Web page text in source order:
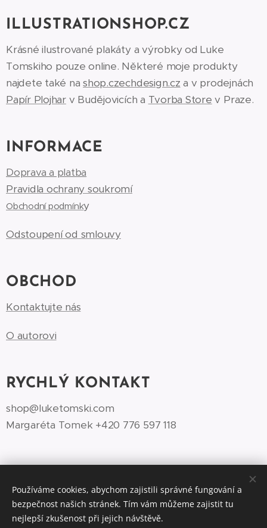
ILLUSTRATIONSHOP.CZ
Krásné ilustrované plakáty a výrobky od Luke
Tomskiho pouze online. Některé moje produkty
najdete také nashop.czechdesign.cz a v prodejnách
Papír Plojharv Budějovicích a Tvorba Store v Praze.
INFORMACE
Doprava a platba
Pravidla ochrany soukromí
Obchodní podmínky
Odstoupení od smlouvy
OBCHOD
Kontaktujte nás
O autorovi
RYCHLÝ KONTAKT
shop@luketomski.com
Margaréta Tomek +420 776 597 118‬
©Luke Tomski illustrationshop.cz 2026 Cookies
Používáme cookies, abychom zajistili správné fungování a
bezpečnost našich stránek. Tím vám můžeme zajistit tu
nejlepší zkušenost při jejich návštěvě.